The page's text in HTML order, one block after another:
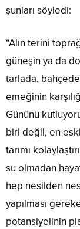
şunları söyledi:
“Alın terini
güneşin ya da
tarlada,
emeğinin
Gününü
biri değil, en
tarımı
su olmadan
hep nesilden
yapılması
potansiyelinin